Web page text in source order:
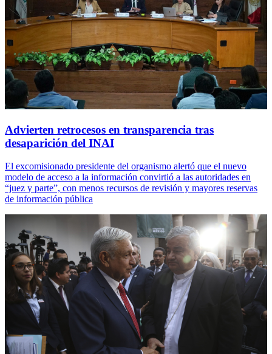
Advierten retrocesos en transparencia tras
desaparición del INAI
El excomisionado presidente del organismo alertó que el nuevo
modelo de acceso a la información convirtió a las autoridades en
“juez y parte”, con menos recursos de revisión y mayores reservas
de información pública